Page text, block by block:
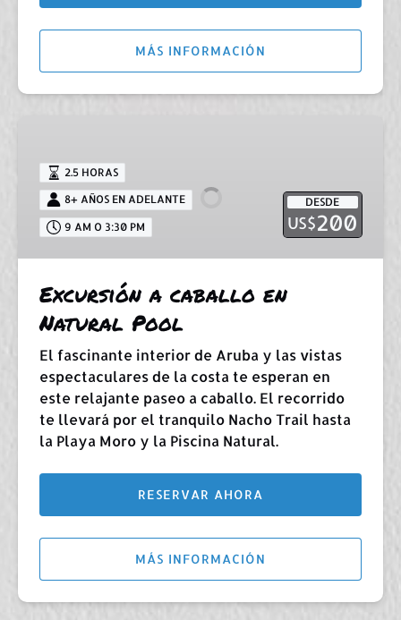
MÁS INFORMACIÓN
caballo
Natural
Pool
DESDE
US$200
2.5 HORAS
8+ AÑOS EN ADELANTE
9 AM O 3:30 PM
Excursión a caballo en
Natural Pool
El fascinante interior de Aruba y las vistas
espectaculares de la costa te esperan en
este relajante paseo a caballo. El recorrido
te llevará por el tranquilo Nacho Trail hasta
la Playa Moro y la Piscina Natural.
RESERVAR AHORA
MÁS INFORMACIÓN